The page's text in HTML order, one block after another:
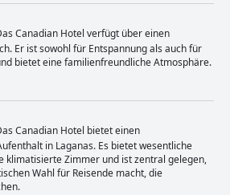
Canadian Hotel verfügt über einen
Er ist sowohl für Entspannung als auch für
bietet eine familienfreundliche Atmosphäre.
Canadian Hotel bietet einen
in Laganas. Es bietet wesentliche
klimatisierte Zimmer und ist zentral gelegen,
Wahl für Reisende macht, die